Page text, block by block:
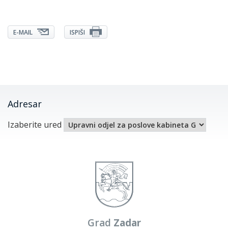
E-MAIL ISPIŠI
Adresar
Izaberite ured
Grad Zadar